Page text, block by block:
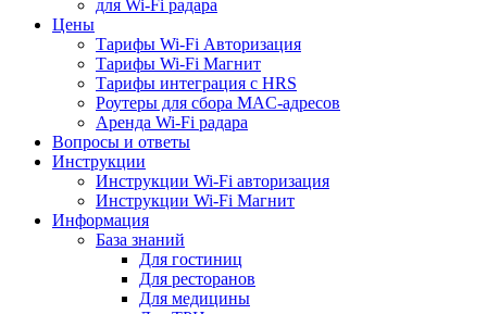
для Wi-Fi радара
Цены
Тарифы Wi-Fi Авторизация
Тарифы Wi-Fi Магнит
Тарифы интеграция с HRS
Роутеры для сбора MAC-адресов
Аренда Wi-Fi радара
Вопросы и ответы
Инструкции
Инструкции Wi-Fi авторизация
Инструкции Wi-Fi Магнит
Информация
База знаний
Для гостиниц
Для ресторанов
Для медицины